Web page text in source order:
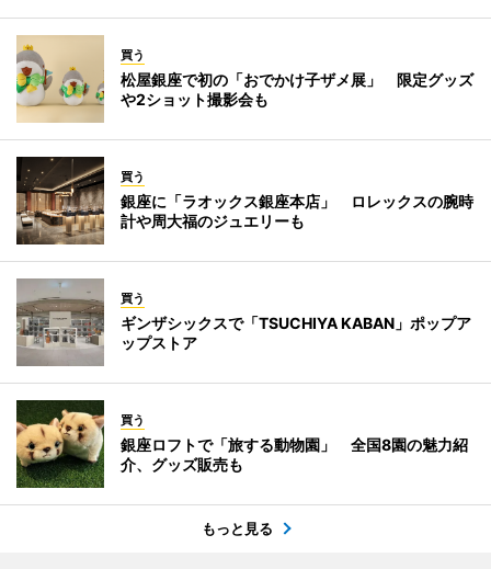
買う
松屋銀座で初の「おでかけ子ザメ展」 限定グッズ
や2ショット撮影会も
買う
銀座に「ラオックス銀座本店」 ロレックスの腕時
計や周大福のジュエリーも
買う
ギンザシックスで「TSUCHIYA KABAN」ポップア
ップストア
買う
銀座ロフトで「旅する動物園」 全国8園の魅力紹
介、グッズ販売も
もっと見る